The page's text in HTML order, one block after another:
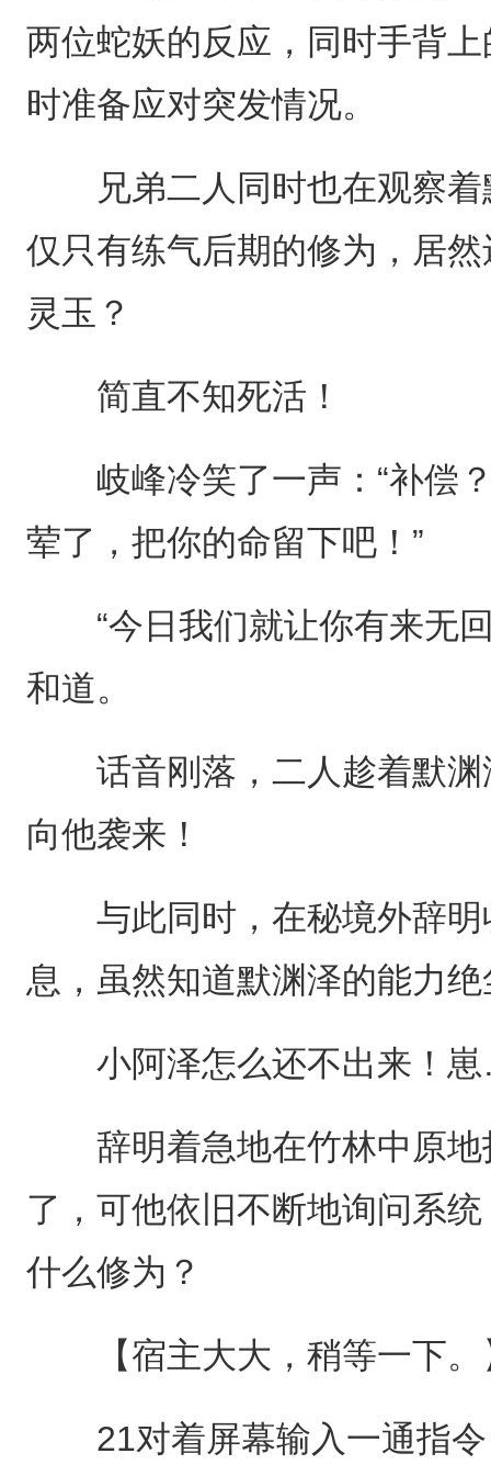
两位蛇妖的反应，同时手背
时准备应对突发情况。
兄弟二人同时也在观察着
仅只有练气后期的修为，居
灵玉？
简直不知死活！
岐峰冷笑了一声：“补偿？
荤了，把你的命留下吧！”
“今日我们就让你有来无回
和道。
话音刚落，二人趁着默渊
向他袭来！
与此同时，在秘境外辞明
息，虽然知道默渊泽的能力
小阿泽怎么还不出来！
辞明着急地在竹林中原地
了，可他依旧不断地询问系
什么修为？
【宿主大大，稍等一下。
21对着屏幕输入一通指令